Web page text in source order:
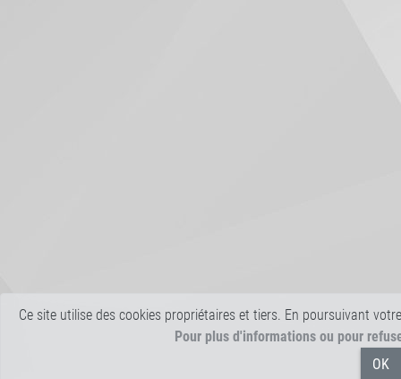
Ce site utilise des cookies propriétaires et tiers. En poursuivant
Pour plus d'informations ou pour
OK